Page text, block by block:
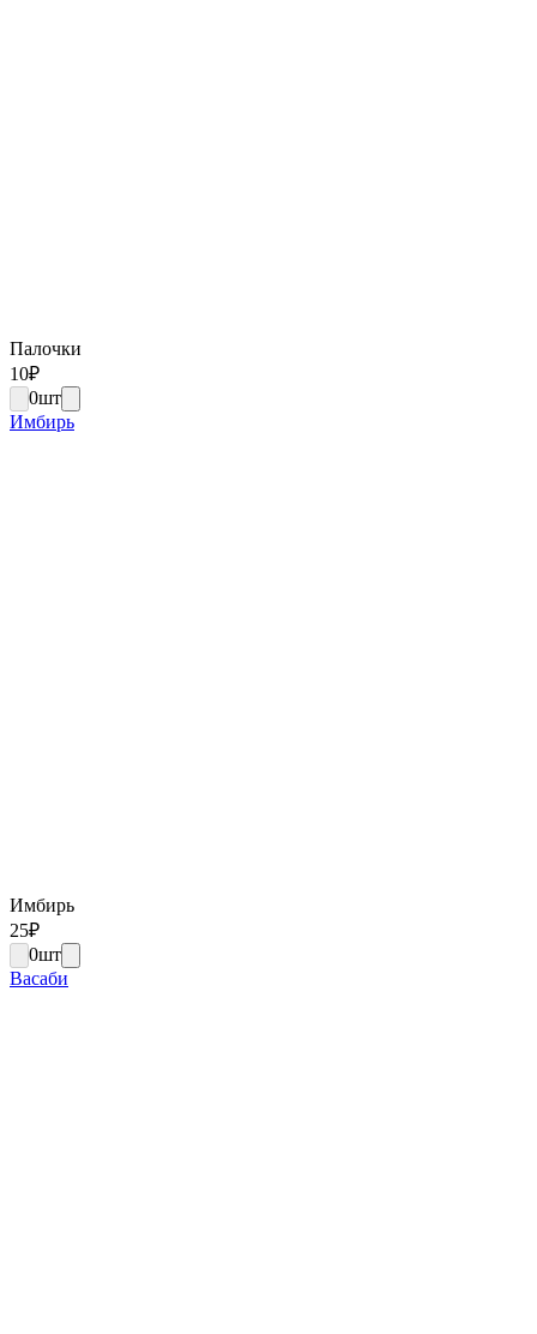
Палочки
10₽
0шт
Имбирь
Имбирь
25₽
0шт
Васаби